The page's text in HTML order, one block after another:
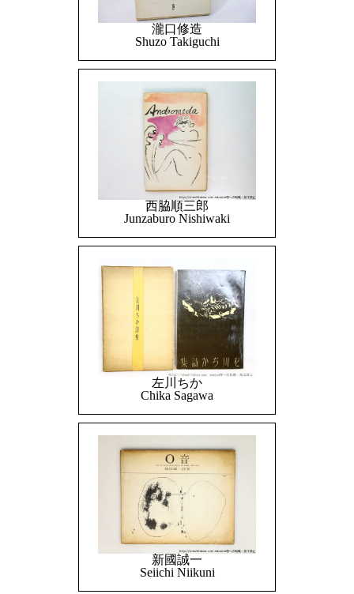
瀧口修造
Shuzo Takiguchi
西脇順三郎
Junzaburo Nishiwaki
左川ちか
Chika Sagawa
新國誠一
Seiichi Niikuni